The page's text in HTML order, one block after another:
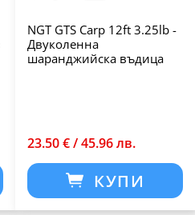
NGT GTS Carp 12ft 3.25lb -
Двуколенна
шаранджийска въдица
23.50 € / 45.96 лв.
КУПИ